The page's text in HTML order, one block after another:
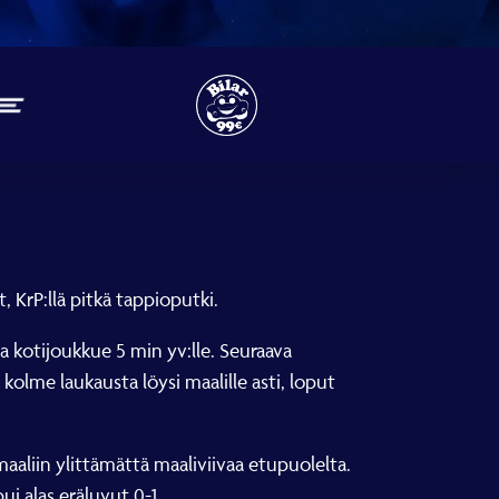
KrP:llä pitkä tappioputki.
kotijoukkue 5 min yv:lle. Seuraava
laukausta löysi maalille asti, loput
ylittämättä maaliviivaa etupuolelta.